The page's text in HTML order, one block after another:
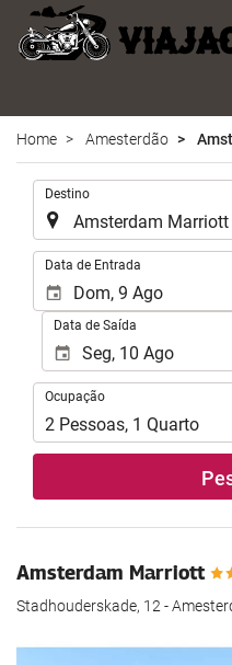
Home Amesterdão
Destino
Data de Entrada
Data de Saída
Ocupação
Ocupação
2 Pessoas, 1 Quarto
Amsterdam Marriott
Stadhouderskade, 12 -